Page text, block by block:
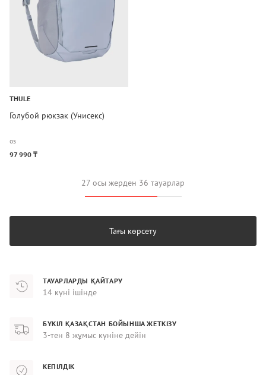
THULE
Голубой рюкзак (Унисекс)
os
97 990 ₸
27 осы жерден 36 тауарлар
Тағы көрсету
ТАУАРЛАРДЫ ҚАЙТАРУ
14 күні ішінде
БҮКІЛ ҚАЗАҚСТАН БОЙЫНША ЖЕТКІЗУ
3-тен 8 жұмыс күніне дейін
КЕПІЛДІК